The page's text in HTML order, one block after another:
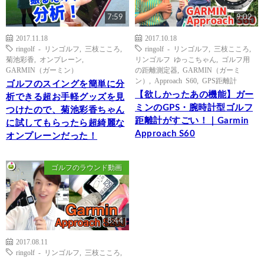
7:59
2017.11.18
ringolf - リンゴルフ
三枝こころ
菊池彩香
オンプレーン
GARMIN（ガーミン）
ゴルフのスイングを簡単に分
析できる超お手軽グッズを見
つけたので、菊池彩香ちゃん
に試してもらったら超綺麗な
オンプレーンだった！
9:02
2017.10.18
ringolf - リンゴルフ
三枝こころ
リンゴルフ ゆっこちゃん
ゴルフ用
の距離測定器
GARMIN（ガーミ
ン）
Approach S60 GPS距離計
【欲しかったあの機能】ガー
ミンのGPS・腕時計型ゴルフ
距離計がすごい！｜Garmin
Approach S60
ゴルフのラウンド動画
8:44
2017.08.11
ringolf - リンゴルフ
三枝こころ